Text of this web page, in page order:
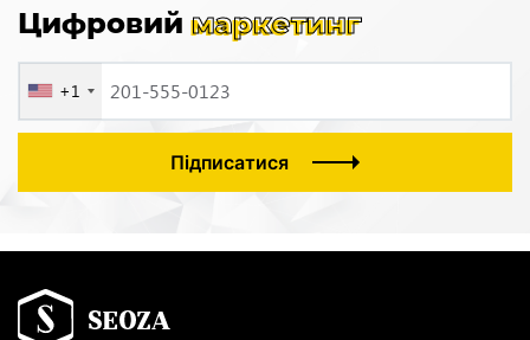
Цифровиймаркетинг
+1
Підписатися